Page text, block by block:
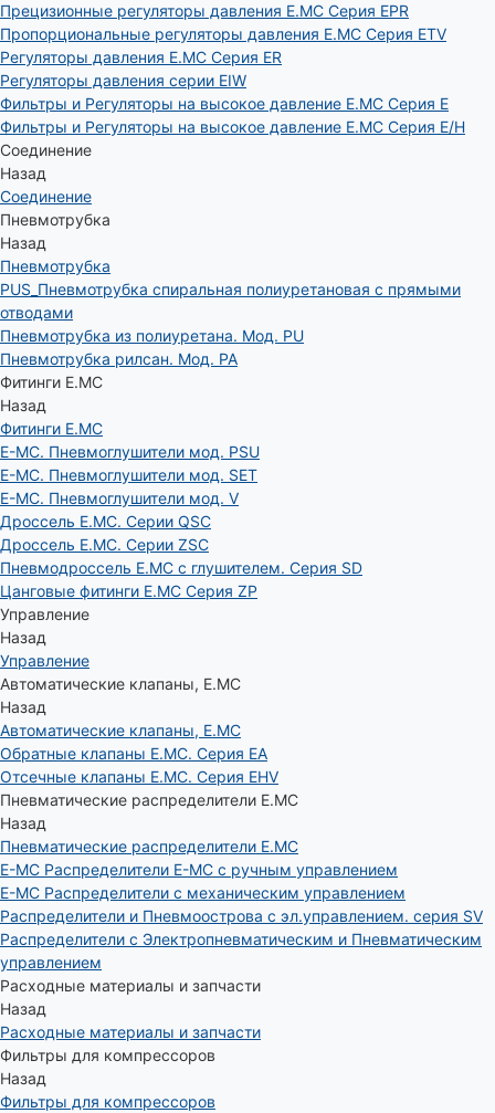
Прецизионные регуляторы давления E.MC Серия EPR
Пропорциональные регуляторы давления E.MC Серия ETV
Регуляторы давления E.MC Серия ER
Регуляторы давления серии EIW
Фильтры и Регуляторы на высокое давление E.MC Серия E
Фильтры и Регуляторы на высокое давление E.MC Серия E/H
Соединение
Назад
Соединение
Пневмотрубка
Назад
Пневмотрубка
PUS_Пневмотрубка спиральная полиуретановая с прямыми
отводами
Пневмотрубка из полиуретана. Мод. РU
Пневмотрубка рилсан. Мод. PA
Фитинги E.MC
Назад
Фитинги E.MC
E-MC. Пневмоглушители мод. PSU
E-MC. Пневмоглушители мод. SET
E-MC. Пневмоглушители мод. V
Дроссель E.MC. Серии QSC
Дроссель E.MC. Серии ZSC
Пневмодроссель E.MC с глушителем. Серия SD
Цанговые фитинги E.MC Серия ZP
Управление
Назад
Управление
Автоматические клапаны, Е.МС
Назад
Автоматические клапаны, Е.МС
Обратные клапаны E.MC. Серия EA
Отсечные клапаны E.MC. Серия EHV
Пневматические распределители E.MC
Назад
Пневматические распределители E.MC
E-MC Распределители E-MC с ручным управлением
E-MC Распределители с механическим управлением
Распределители и Пневмоострова с эл.управлением. серия SV
Распределители с Электропневматическим и Пневматическим
управлением
Расходные материалы и запчасти
Назад
Расходные материалы и запчасти
Фильтры для компрессоров
Назад
Фильтры для компрессоров